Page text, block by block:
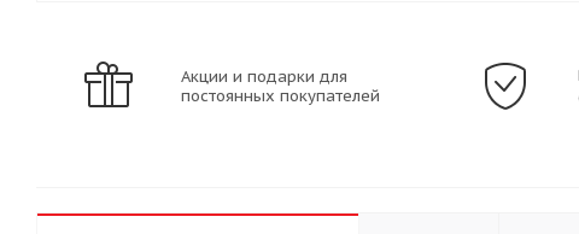
Акции и подарки для
постоянных покупателей